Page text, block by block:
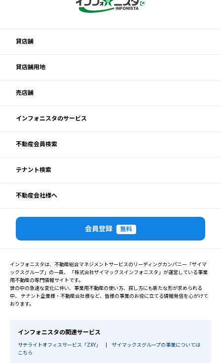
貸店舗
貸店舗用地
売店舗
インフォニスタのサービス
不動産会員検索
テナント検索
不動産会社様へ
会員登録 無料
インフォニスタは、不動産総合マネジメントサービスのリーディングカンパニー「ザイマ
ックスグループ」の一員、 「株式会社ザイマックスインフォニスタ」が運営している事業
用不動産の専門情報サイトです。
世の中の急速な変化に伴い、事業用不動産の使い方、探し方にも新たな形が求められる
中、 テナント企業様・不動産会社様など、皆様の事業のお役に立てる情報発信を心がけて
おります。
インフォニスタの関連サービス
サテライトオフィスサービス「ZXY」
ザイマックスグループの事業については
こちら